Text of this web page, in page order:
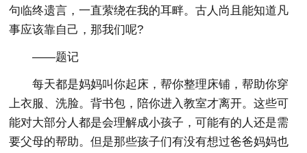
句临终遗言，一直萦绕在我的耳畔。古人尚且能知道凡
事应该靠自己，那我们呢?
——题记
每天都是妈妈叫你起床，帮你整理床铺，帮助你穿
上衣服、洗脸。背书包，陪你进入教室才离开。这些可
能对大部分人都是会理解成小孩子，可能有的人还是需
要父母的帮助。但是那些孩子们有没有想过爸爸妈妈也